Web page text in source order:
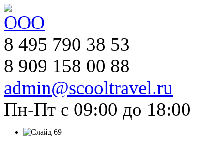
8 495 790 38 53
8 909 158 00 88
admin@scooltravel.ru
Пн-Пт с 09:00 до 18:00